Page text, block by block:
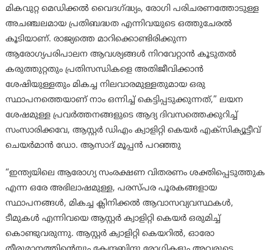
മികവുറ്റ മെഡിക്കൽ വൈദഗ്ദ്ധ്യം, രോഗി പരിചരണത്തോടുള്ള
അചഞ്ചലമായ പ്രതിബദ്ധത എന്നിവയുടെ ഒത്തുചേരൽ
കൂടിയാണ്. രാജ്യത്തെ മാറിക്കൊണ്ടിരിക്കുന്ന
ആരോഗ്യപരിപാലന ആവശ്യങ്ങൾ നിറവേറ്റാൻ കൂടുതൽ
കരുത്തുറ്റതും പ്രതിസന്ധികളെ അതിജീവിക്കാൻ
ശേഷിയുള്ളതും മികച്ച നിലവാരമുള്ളതുമായ ഒരു
സ്ഥാപനത്തെയാണ് നാം ഒന്നിച്ച് കെട്ടിപ്പടുക്കുന്നത്,” ലയന
ശേഷമുള്ള പ്രവർത്തനങ്ങളുടെ ആദ്യ ദിവസത്തെക്കുറിച്ച്
സംസാരിക്കവേ, ആസ്റ്റർ ഡിഎം ക്വാളിറ്റി കെയർ എക്സിക്യൂട്ടീവ്
ചെയർമാൻ ഡോ. ആസാദ് മൂപ്പൻ പറഞ്ഞു
“ഇന്ത്യയിലെ ആരോഗ്യ സംരക്ഷണ വിതരണം ശക്തിപ്പെടുത്തുക
എന്ന ഒരേ അഭിലാഷമുള്ള, പരസ്പര പൂരകങ്ങളായ
സ്ഥാപനങ്ങൾ, മികച്ച ക്ലിനിക്കൽ ആവാസവ്യവസ്ഥകൾ,
ടീമുകൾ എന്നിവയെ ആസ്റ്റർ ക്വാളിറ്റി കെയർ ഒരുമിച്ച്
കൊണ്ടുവരുന്നു. ആസ്റ്റർ ക്വാളിറ്റി കെയറിൽ, ഓരോ